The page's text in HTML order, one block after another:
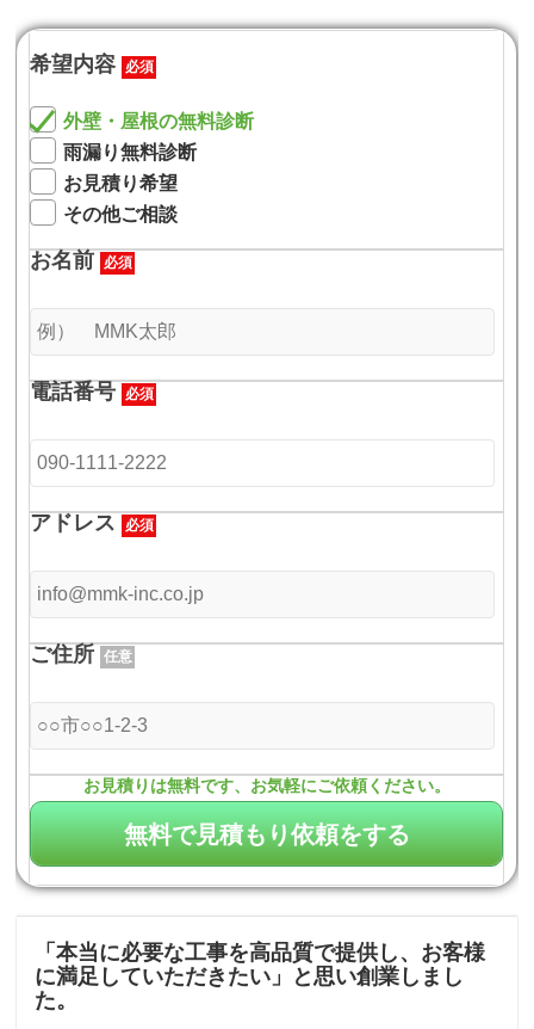
希望内容 必須
外壁・屋根の無料診断
雨漏り無料診断
お見積り希望
その他ご相談
お名前 必須
電話番号 必須
アドレス 必須
ご住所 任意
お見積りは無料です、お気軽にご依頼ください。
「本当に必要な工事を高品質で提供し、お客様
に満足していただきたい」と思い創業しまし
た。